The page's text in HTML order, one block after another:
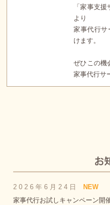
「家事支
より
家事代行サ
けます。
ぜひこの機
家事代行サ
2026年6月24日
NEW
家事代行お試しキャンペーン開